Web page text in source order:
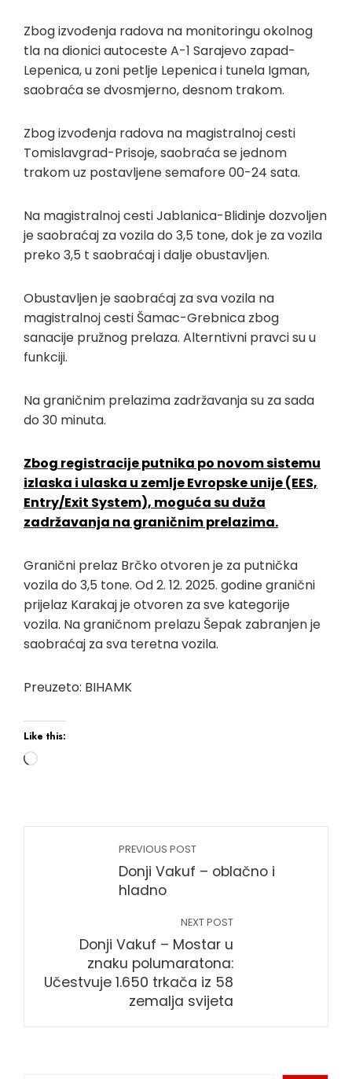
Zbog izvođenja radova na monitoringu okolnog
tla na dionici autoceste A-1 Sarajevo zapad-
Lepenica, u zoni petlje Lepenica i tunela Igman,
saobraća se dvosmjerno, desnom trakom.
Zbog izvođenja radova na magistralnoj cesti
Tomislavgrad-Prisoje, saobraća se jednom
trakom uz postavljene semafore 00-24 sata.
Na magistralnoj cesti Jablanica-Blidinje dozvoljen
je saobraćaj za vozila do 3,5 tone, dok je za vozila
preko 3,5 t saobraćaj i dalje obustavljen.
Obustavljen je saobraćaj za sva vozila na
magistralnoj cesti Šamac-Grebnica zbog
sanacije pružnog prelaza. Alterntivni pravci su u
funkciji.
Na graničnim prelazima zadržavanja su za sada
do 30 minuta.
Zbog registracije putnika po novom sistemu
izlaska i ulaska u zemlje Evropske unije (EES,
Entry/Exit System), moguća su duža
zadržavanja na graničnim prelazima.
Granični prelaz Brčko otvoren je za putnička
vozila do 3,5 tone. Od 2. 12. 2025. godine granični
prijelaz Karakaj je otvoren za sve kategorije
vozila. Na graničnom prelazu Šepak zabranjen je
saobraćaj za sva teretna vozila.
Preuzeto: BIHAMK
Like this:
PREVIOUS POST
Donji Vakuf – oblačno i
hladno
NEXT POST
Donji Vakuf – Mostar u
znaku polumaratona:
Učestvuje 1.650 trkača iz 58
zemalja svijeta